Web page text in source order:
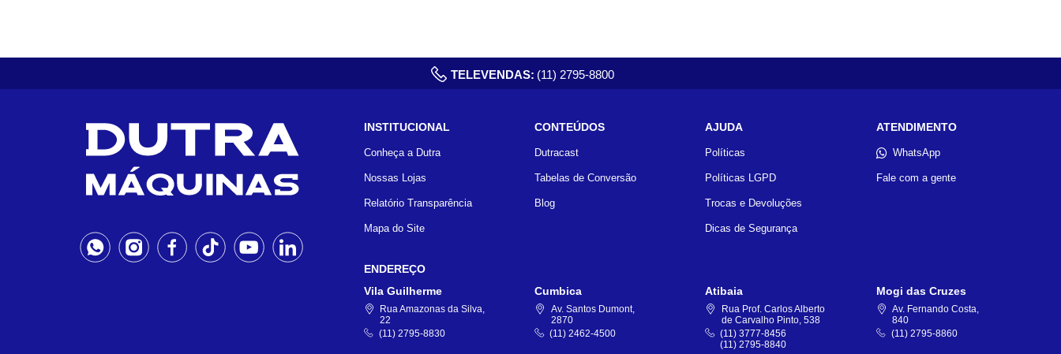
TELEVENDAS: (11) 2795-8800
INSTITUCIONAL
Conheça a Dutra
Nossas Lojas
Relatório Transparência
Mapa do Site
CONTEÚDOS
Dutracast
Tabelas de Conversão
Blog
AJUDA
Políticas
Políticas LGPD
Trocas e Devoluções
Dicas de Segurança
ATENDIMENTO
WhatsApp
Fale com a gente
ENDEREÇO
Vila Guilherme
Rua Amazonas da Silva,
22
(11) 2795-8830
Cumbica
Av. Santos Dumont,
2870
(11) 2462-4500
Atibaia
Rua Prof. Carlos Alberto
de Carvalho Pinto, 538
(11) 3777-8456
(11) 2795-8840
Mogi das Cruzes
Av. Fernando Costa,
840
(11) 2795-8860